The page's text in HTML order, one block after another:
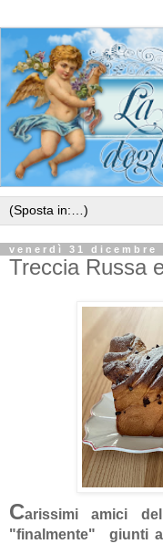
venerdì 31 dicembre
Treccia Russa
Carissimi amici
"finalmente" giunti